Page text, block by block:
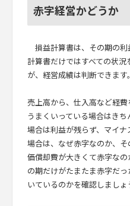
赤字経営かどうか
損益計算書は、その期の
計算書だけではすべての状
が、経営成績は判断できます。
売上高から、仕入高など経費
うまくいっている場合はき
場合は利益が残らず、マイ
場合は、なぜ赤字なのか、
価償却費が大きくて赤字な
の期だけがたまたま赤字だ
いているのかを確認しましょ